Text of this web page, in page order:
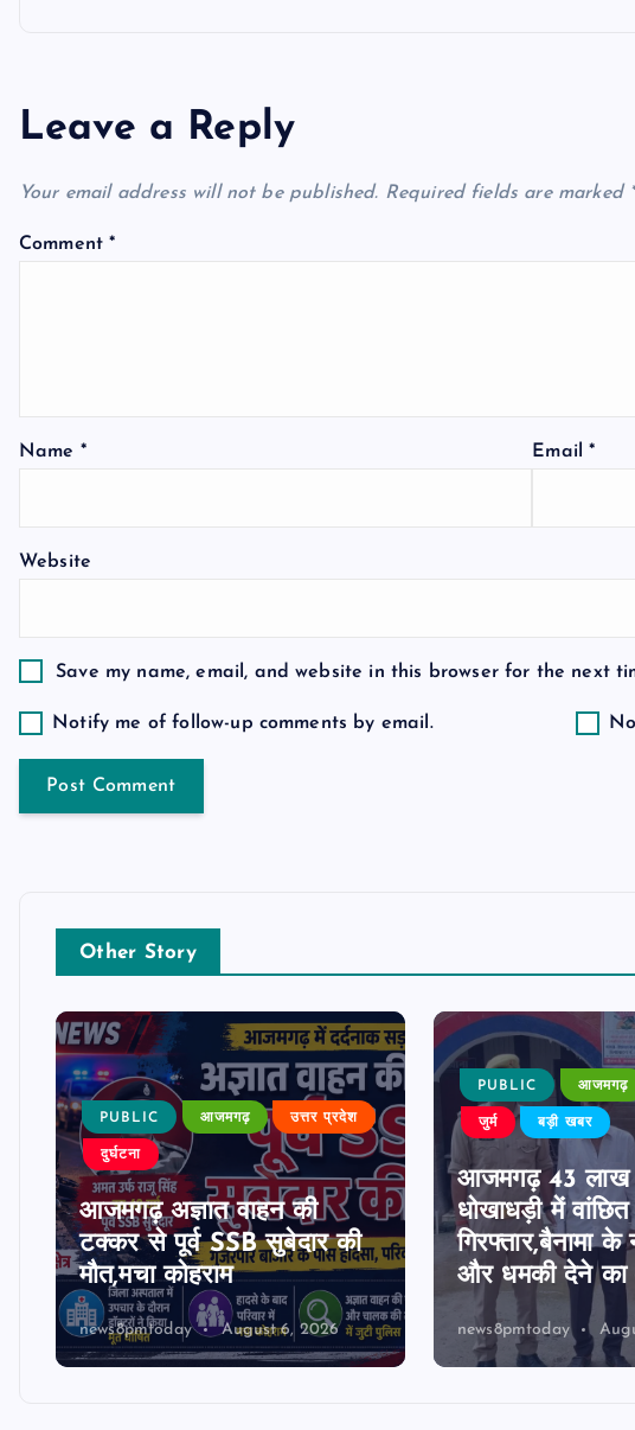
n
a
v
a
i
o
n
Leave a Reply
Your email address will not be published. Required fields are marked *
Comment*
Name * Email*
Website
Save my name, email, and website in this browser for the next
Notify me of follow-up comments by email.
Other Story
PUBLIC आजमगढ़ उत्तर प्रदेश
दुर्घटना
आजमगढ़ अज्ञात वाहन की
टक्कर से पूर्व SSB सुबेदार की
मौत,मचा कोहराम
news8pmtoday August 6, 2026
PUBLIC आजमगढ़
जुर्म बड़ी खबर
आजमगढ़ 43 लाख
धोखाधड़ी में
गिरफ्तार,बैनामा के
और धमकी देने का
news8pmtoday